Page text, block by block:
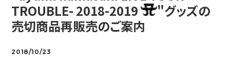
TROUBLE- 2018-2019
"グッズの
売切商品再販売のご案内
2018/10/23